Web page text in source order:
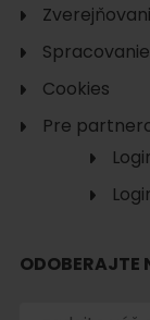
Cookies
Pre
ODOBERAJTE